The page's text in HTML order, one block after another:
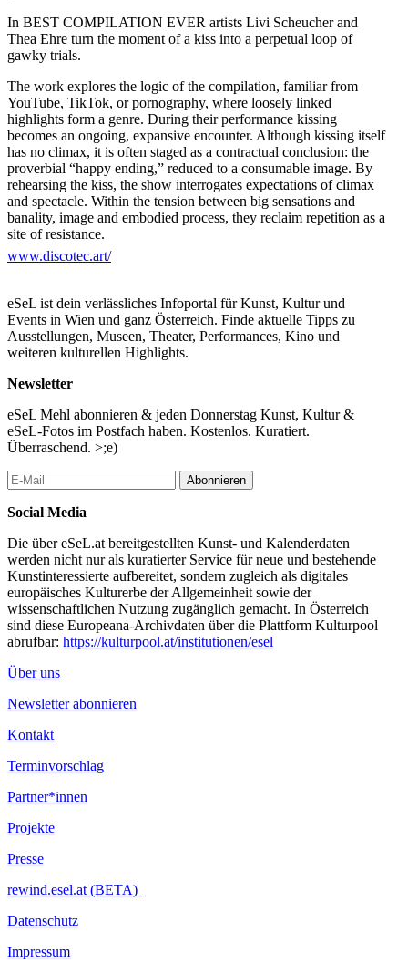
In BEST COMPILATION EVER artists Livi Scheucher and
Thea Ehre turn the moment of a kiss into a perpetual loop of
gawky trials.
The work explores the logic of the compilation, familiar from
YouTube, TikTok, or pornography, where loosely linked
highlights form a genre. During their performance kissing
becomes an ongoing, expansive encounter. Although kissing itself
has no climax, it is often staged as a contractual conclusion: the
proverbial “happy ending,” reduced to a consumable image. By
rehearsing the kiss, the show interrogates expectations of climax
and spectacle. Within the tension between big sensations and
banality, image and embodied process, they reclaim repetition as a
site of resistance.
The exhibition also presents a video installation referring to the
engaging with and resisting expectations of entertainment, the
piece explores alternative rhythms of living, desiring, and relating.
Working from genderqueer and transgender perspectives, the
artists ground their collaboration in trust and radical openness.
They conceive performances as gestures of hospitality, in which
repeating the kiss, they critically engage with cultural narratives of
desire, attention, and fulfillment, seeking to unbind familiar
images and stories from their normative framing and generate
alternative dramaturgies of desire.
Among many others Luce deLire’s essays Lessons in Love
served as a core inspiration for the piece.
Special thanks to sound artist Kirikou Gueye, Im_Flieger and
Raw Matters, Nick Romeo Reimann for artistic and practical
support and Valerie Rossacher for the temporary tattoos.
...Mehr lesen
www.discotec.art/
eSeL ist dein verlässliches Infoportal für Kunst, Kultur und
Events in Wien und ganz Österreich. Finde aktuelle Tipps zu
Ausstellungen, Museen, Theater, Performances, Kino und
weiteren kulturellen Highlights.
Newsletter
eSeL Mehl abonnieren & jeden Donnerstag Kunst, Kultur &
eSeL-Fotos im Postfach haben. Kostenlos. Kuratiert.
Überraschend. >;e)
Abonnieren
Social Media
Die über eSeL.at bereitgestellten Kunst- und Kalenderdaten
werden nicht nur als kuratierter Service für neue und bestehende
Kunstinteressierte aufbereitet, sondern zugleich als digitales
europäisches Kulturerbe der Allgemeinheit sowie der
wissenschaftlichen Nutzung zugänglich gemacht. In Österreich
sind diese Europeana-Archivdaten über die Plattform Kulturpool
abrufbar: https://kulturpool.at/institutionen/esel
Über uns
Newsletter abonnieren
Kontakt
Terminvorschlag
Partner*innen
Projekte
Presse
rewind.esel.at (BETA)
Datenschutz
Impressum